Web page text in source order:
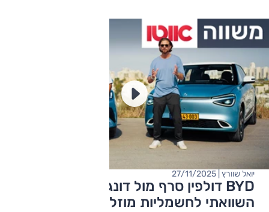
BYD דולפין סרף מול דונגפנג בוקס – מבחן
השוואתי לחשמליות מוזלות
יואל שוורץ | 27/11/2025